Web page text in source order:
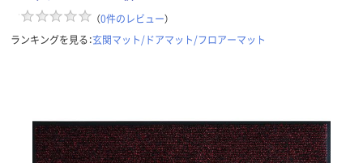
（0件のレビュー）
ランキングを見る：玄関マット/ドアマット/フロアーマット